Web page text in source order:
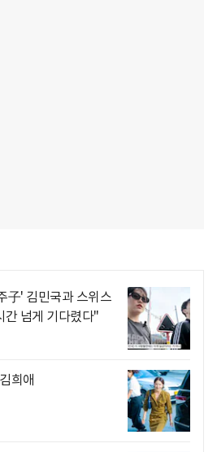
子' 김민국과 스위스
간 넘게 기다렸다"
희애